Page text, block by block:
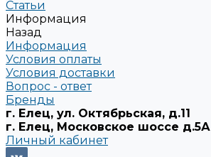
Статьи
Информация
Назад
Информация
Условия оплаты
Условия доставки
Вопрос - ответ
Бренды
г. Елец, ул. Октябрьская, д.11
г. Елец, Московское шоссе д.5А
Личный кабинет